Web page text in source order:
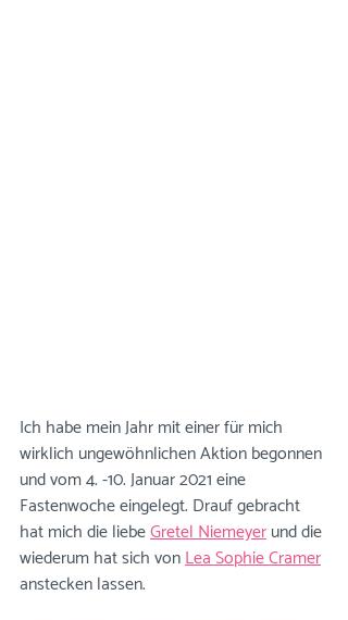
Ich habe mein Jahr mit einer für mich
wirklich ungewöhnlichen Aktion begonnen
und vom 4. -10. Januar 2021 eine
Fastenwoche eingelegt. Drauf gebracht
hat mich die liebe Gretel Niemeyer und die
wiederum hat sich von Lea Sophie Cramer
anstecken lassen.